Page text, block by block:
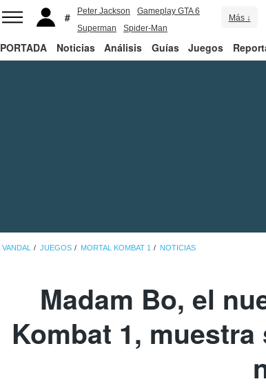
Peter Jackson
Gameplay GTA 6
Superman
Spider-Man
Más ↓
PORTADA Noticias Análisis Guías Juegos
VANDAL JUEGOS MORTAL KOMBAT 1 NOTICIAS
Madam Bo, el
Kombat 1,